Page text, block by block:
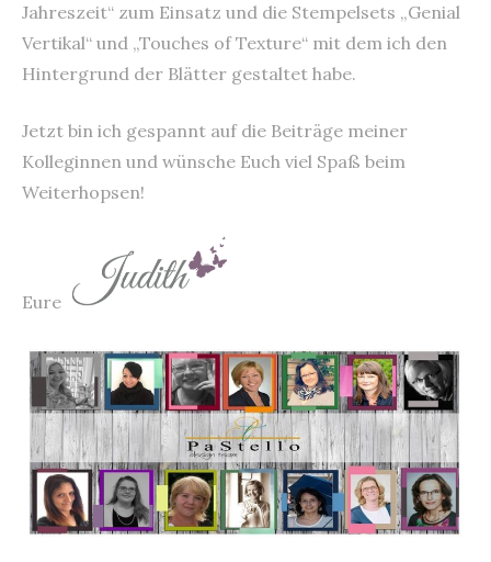
Jahreszeit“ zum Einsatz und die Stempelsets „Genial
Vertikal“ und „Touches of Texture“ mit dem ich den
Hintergrund der Blätter gestaltet habe.
Jetzt bin ich gespannt auf die Beiträge meiner
Kolleginnen und wünsche Euch viel Spaß beim
Weiterhopsen!
Eure